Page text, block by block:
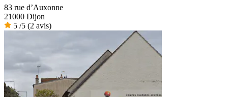
83 rue d’Auxonne
21000 Dijon
5 /5 (2 avis)